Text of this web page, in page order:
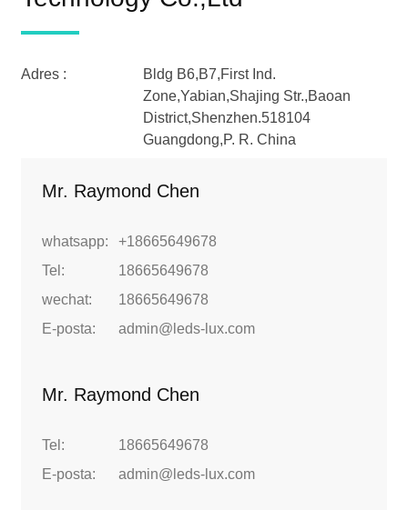
Adres :
Bldg B6,B7,First Ind.
Zone,Yabian,Shajing Str.,Baoan
District,Shenzhen.518104
Guangdong,P. R. China
Mr. Raymond Chen
whatsapp:
+18665649678
Tel:
18665649678
wechat:
18665649678
E-posta:
admin@leds-lux.com
Mr. Raymond Chen
Tel:
18665649678
E-posta:
admin@leds-lux.com